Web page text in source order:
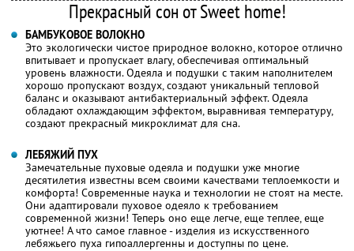
Прекрасный сон от Sweet home!
БАМБУКОВОЕ ВОЛОКНО
Это экологически чистое природное волокно, которое отлично
впитывает и пропускает влагу, обеспечивая оптимальный
уровень влажности. Одеяла и подушки с таким наполнителем
хорошо пропускают воздух, создают уникальный тепловой
баланс и оказывают антибактериальный эффект. Одеяла
обладают охлаждающим эффектом, выравнивая температуру,
создают прекрасный микроклимат для сна.
ЛЕБЯЖИЙ ПУХ
Замечательные пуховые одеяла и подушки уже многие
десятилетия известны всем своими качествами теплоемкости и
комфорта! Современные наука и технологии не стоят на месте.
Они адаптировали пуховое одеяло к требованием
современной жизни! Теперь оно еще легче, еще теплее, еще
уютнее! А что самое главное - изделия из искусственного
лебяжьего пуха гипоаллергенны и доступны по цене.